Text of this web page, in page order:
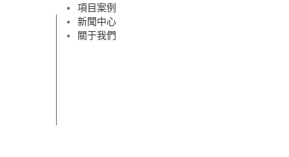
項目案例
新聞中心
關于我們